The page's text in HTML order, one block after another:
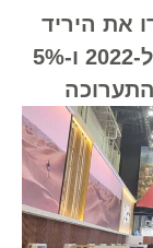
את היריד
השנה, עלייה של 29% בהשוואה ל-2022 ו-5%